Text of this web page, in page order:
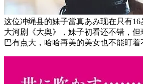
这位冲绳县的妹子當真あみ现在只有
大河剧《大奥》，妹子初看还不错，
巴有点大，哈哈再美的美女也不能盯着